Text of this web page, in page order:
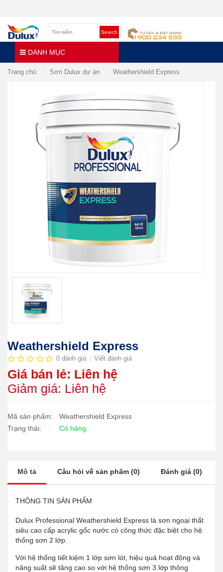
Search
DANH MỤC
Trang chủ Sơn Dulux dự án Weathershield Express
Weathershield Express
0 đánh giá Viết đánh giá
Giá bán lẻ: Liên hệ
Giảm giá: Liên hệ
Mã sản phẩm:
Weathershield Express
Trạng thái:
Có hàng
Mô tả Câu hỏi về sản phẩm (0) Đánh giá (0)
THÔNG TIN SẢN PHẨM
Dulux Professional Weathershield Express là sơn ngoại thất
siêu cao cấp acrylic gốc nước có công thức đặc biệt cho hệ
thống sơn 2 lớp.
Với hệ thống tiết kiệm 1 lớp sơn lót, hiệu quả hoạt động và
năng suất sẽ tăng cao so với hệ thống sơn 3 lớp thông